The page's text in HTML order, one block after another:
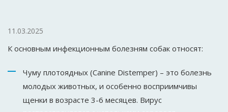
11.03.2025
К основным инфекционным болезням собак относят:
Чуму плотоядных (Canine Distemper) – это болезнь
молодых животных, и особенно восприимчивы
щенки в возрасте 3-6 месяцев. Вирус